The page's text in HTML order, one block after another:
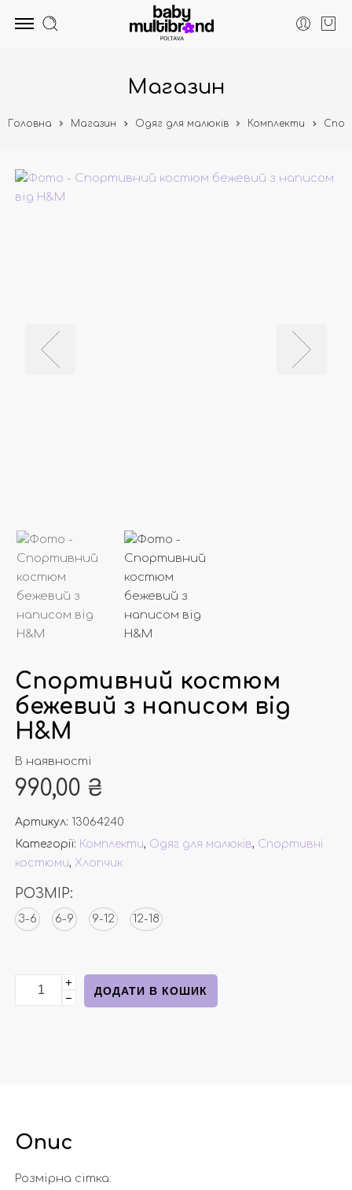
Магазин
Головна Магазин Одяг для малюків Комплекти
Спортивний костюм
бежевий з написом від
Н&М
В наявності
990,00 ₴
Артикул: 13064240
Категорії: Комплекти, Одяг для малюків, Спортивні
костюми, Хлопчик
РОЗМІР:
3-6 6-9 9-12 12-18
Спортивний костюм бежевий з написом від Н&М
+
−
ДОДАТИ В КОШИК
Опис
Розмірна сітка: